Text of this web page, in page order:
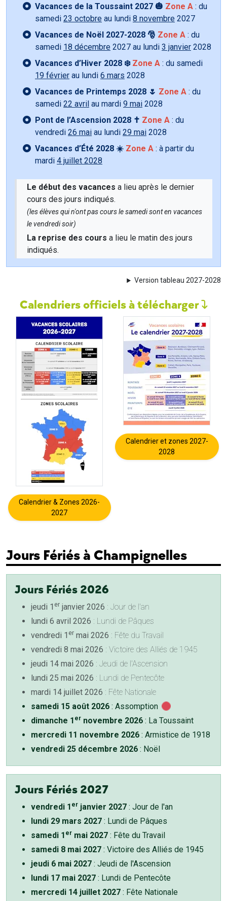
Vacances de la Toussaint 2027 🎃 Zone A : du
samedi 23 octobre au lundi 8 novembre 2027
Vacances de Noël 2027-2028 🎅 Zone A : du
samedi 18 décembre 2027 au lundi 3 janvier 2028
Vacances d’Hiver 2028 ❄️ Zone A : du samedi
19 février au lundi 6 mars 2028
Vacances de Printemps 2028 🌷 Zone A : du
samedi 22 avril au mardi 9 mai 2028
Pont de l’Ascension 2028 ✝️ Zone A : du
vendredi 26 mai au lundi 29 mai 2028
Vacances d’Été 2028 ☀️ Zone A : à partir du
mardi 4 juillet 2028
Le début des vacances a lieu après le dernier
cours des jours indiqués.
(les élèves qui n'ont pas cours le samedi sont en vacances
le vendredi soir)
La reprise des cours a lieu le matin des jours
indiqués.
Version tableau 2027-2028
Calendriers officiels à télécharger
Calendrier & Zones 2026-
2027
Calendrier et zones 2027-
2028
Jours Fériés à Champignelles
Jours Fériés 2026
jeudi 1 er janvier 2026 : Jour de l'an
lundi 6 avril 2026 : Lundi de Pâques
vendredi 1 er mai 2026 : Fête du Travail
vendredi 8 mai 2026 : Victoire des Alliés de 1945
jeudi 14 mai 2026 : Jeudi de l'Ascension
lundi 25 mai 2026 : Lundi de Pentecôte
mardi 14 juillet 2026 : Fête Nationale
samedi 15 août 2026 : Assomption
dimanche 1 er novembre 2026 : La Toussaint
mercredi 11 novembre 2026 : Armistice de 1918
vendredi 25 décembre 2026 : Noël
Jours Fériés 2027
vendredi 1 er janvier 2027 : Jour de l'an
lundi 29 mars 2027 : Lundi de Pâques
samedi 1 er mai 2027 : Fête du Travail
samedi 8 mai 2027 : Victoire des Alliés de 1945
jeudi 6 mai 2027 : Jeudi de l'Ascension
lundi 17 mai 2027 : Lundi de Pentecôte
mercredi 14 juillet 2027 : Fête Nationale